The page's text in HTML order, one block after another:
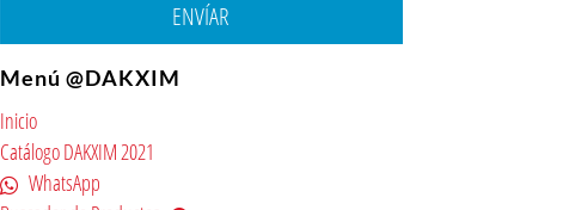
ENVÍAR
Menú @DAKXIM
Inicio
Catálogo DAKXIM 2021
WhatsApp